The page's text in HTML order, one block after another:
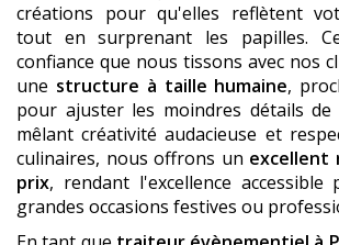
créations pour qu'elles reflètent
tout en surprenant les papilles.
confiance que nous tissons avec nos
une structure à taille humaine,
pour ajuster les moindres détails
mêlant créativité audacieuse et
culinaires, nous offrons un excellent
prix, rendant l'excellence
grandes occasions festives ou